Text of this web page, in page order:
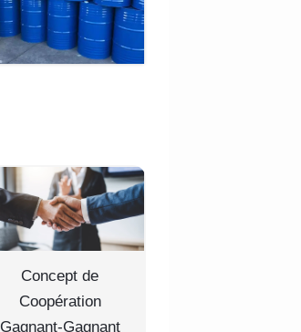
Concept de
Coopération
Gagnant-Gagnant